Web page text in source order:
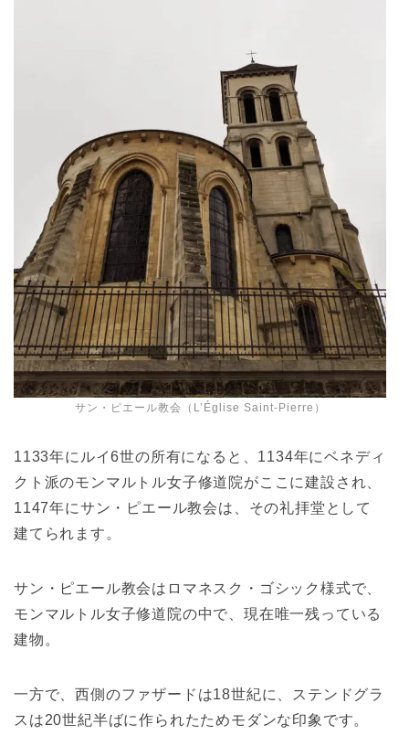
サン・ピエール教会（L’Église Saint-Pierre）
1133年にルイ6世の所有になると、1134年にベネディ
クト派のモンマルトル女子修道院がここに建設され、
1147年にサン・ピエール教会は、その礼拝堂として
建てられます。
サン・ピエール教会はロマネスク・ゴシック様式で、
モンマルトル女子修道院の中で、現在唯一残っている
建物。
一方で、西側のファザードは18世紀に、ステンドグラ
スは20世紀半ばに作られたためモダンな印象です。